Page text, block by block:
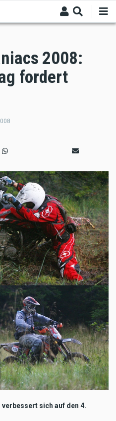
2008:
fordert
sich auf den 4.